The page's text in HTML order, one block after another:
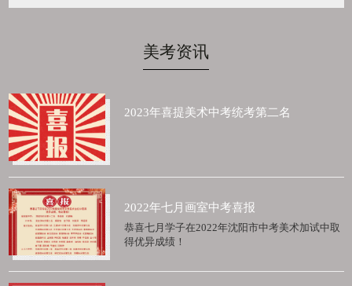
美考资讯
2023年喜提美术中考统考第二名
2022年七月画室中考喜报
恭喜七月学子在2022年沈阳市中考美术加试中取
得优异成绩！